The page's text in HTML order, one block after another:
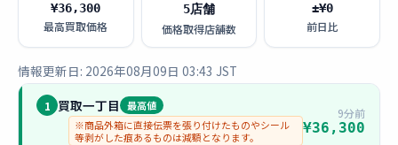
¥36,300
最高買取価格
5店舗
価格取得店舗数
±¥0
前日比
情報更新日: 2026年08月09日 03:43 JST
1 買取一丁目
最高値
※商品外箱に直接伝票を張り付けたものやシール
等剥がした痕あるものは減額となります。
9分前
¥36,300